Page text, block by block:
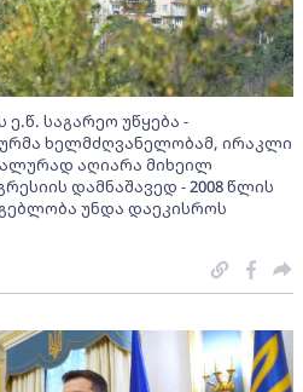
საგარეო უწყება -
ხელმძღვანელობამ, ირაკლი
აღიარა მიხეილ
დამნაშავედ - 2008 წლის
უნდა დაეკისროს